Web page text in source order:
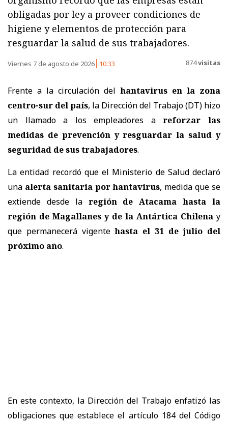
obligadas por ley a proveer condiciones de
higiene y elementos de protección para
resguardar la salud de sus trabajadores.
Viernes 7 de agosto de 2026 10:33 874visitas
Frente a la circulación del hantavirus en la zona
centro-sur del país, la Dirección del Trabajo (DT) hizo
un llamado a los empleadores areforzar las
medidas de prevención y resguardar la salud y
seguridad de sus trabajadores.
La entidad recordó que el Ministerio de Salud declaró
una alerta sanitaria por hantavirus, medida que se
extiende desde la región de Atacama hasta la
región de Magallanes y de la Antártica Chilena y
que permanecerá vigentehasta el 31 de julio del
próximo año.
En este contexto, la Dirección del Trabajo enfatizó las
obligaciones que establece el artículo 184 del Código